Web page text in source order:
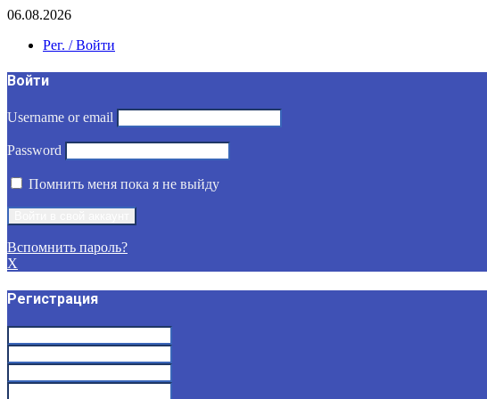
06.08.2026
Рег. / Войти
Войти
Username or email
Password
Помнить меня пока я не выйду
Вспомнить пароль?
X
Регистрация